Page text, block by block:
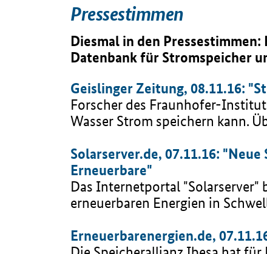
Pressestimmen
Diesmal in den
Datenbank für Stromspeicher
Geislinger Zeitung, 08.11.16:
Forscher des Fraunhofer-
Wasser Strom speichern kann.
Solarserver.de, 07.11.16:
Erneuerbare"
Das Internetportal "Solarserver"
erneuerbaren Energien in
Erneuerbarenergien.de,